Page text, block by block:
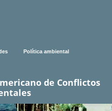
Política ambiental
de Conflictos